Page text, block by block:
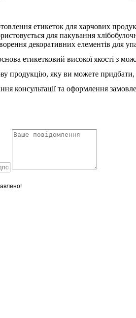
етикеток для харчових
для пакування
декоративних елементів для
етикетковий високої якості з
продукцію, яку ви можете придбати
консультації та оформлення